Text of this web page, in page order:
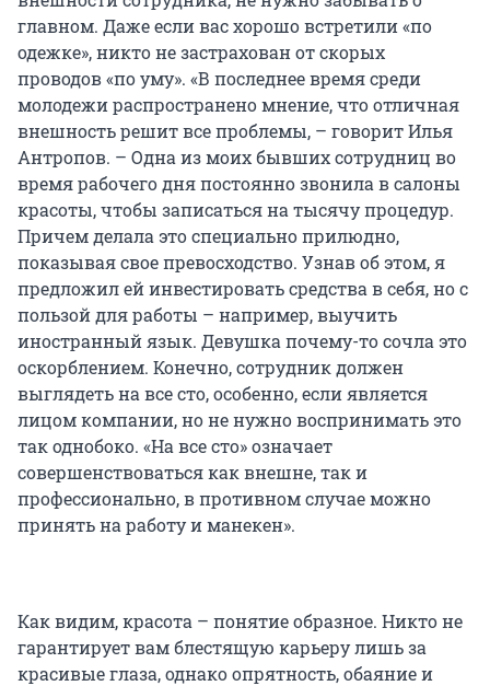
главном. Даже если вас хорошо встретили «по
одежке», никто не застрахован от скорых
проводов «по уму». «В последнее время среди
молодежи распространено мнение, что отличная
внешность решит все проблемы, – говорит Илья
Антропов. – Одна из моих бывших сотрудниц во
время рабочего дня постоянно звонила в салоны
красоты, чтобы записаться на тысячу процедур.
Причем делала это специально прилюдно,
показывая свое превосходство. Узнав об этом, я
предложил ей инвестировать средства в себя, но с
пользой для работы – например, выучить
иностранный язык. Девушка почему-то сочла это
оскорблением. Конечно, сотрудник должен
выглядеть на все сто, особенно, если является
лицом компании, но не нужно воспринимать это
так однобоко. «На все сто» означает
совершенствоваться как внешне, так и
профессионально, в противном случае можно
принять на работу и манекен».
Как видим, красота – понятие образное. Никто не
гарантирует вам блестящую карьеру лишь за
красивые глаза, однако опрятность, обаяние и